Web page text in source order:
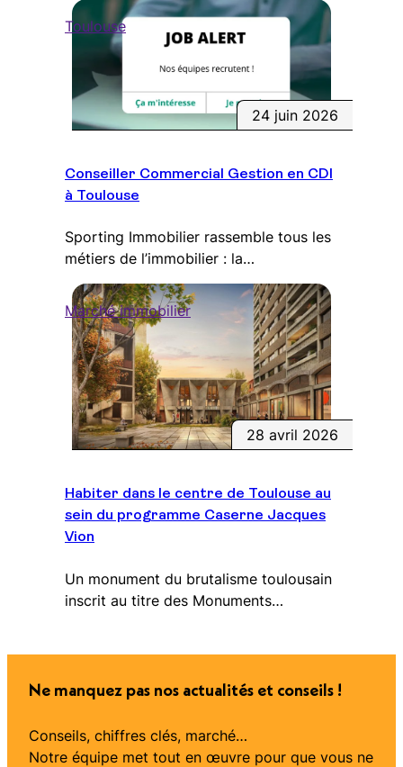
Toulouse
24 juin 2026
Conseiller Commercial Gestion en CDI
à Toulouse
Sporting Immobilier rassemble tous les
métiers de l’immobilier : la…
Marché immobilier
28 avril 2026
Habiter dans le centre de Toulouse au
sein du programme Caserne Jacques
Vion
Un monument du brutalisme toulousain
inscrit au titre des Monuments…
Ne manquez pas nos actualités et conseils !
Conseils, chiffres clés, marché…
Notre équipe met tout en œuvre pour que vous ne